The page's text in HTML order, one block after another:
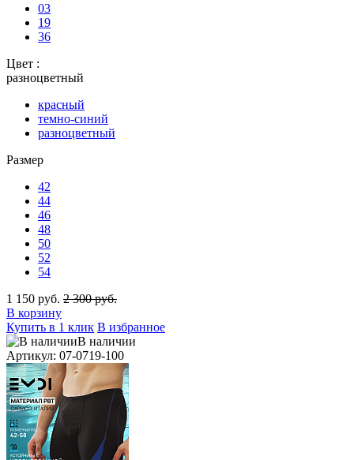
03
19
36
Цвет :
разноцветный
красный
темно-синий
разноцветный
Размер
42
44
46
48
50
52
54
1 150 руб. 2 300 руб.
В корзину
Купить в 1 клик В избранное
В наличии
Артикул: 07-0719-100